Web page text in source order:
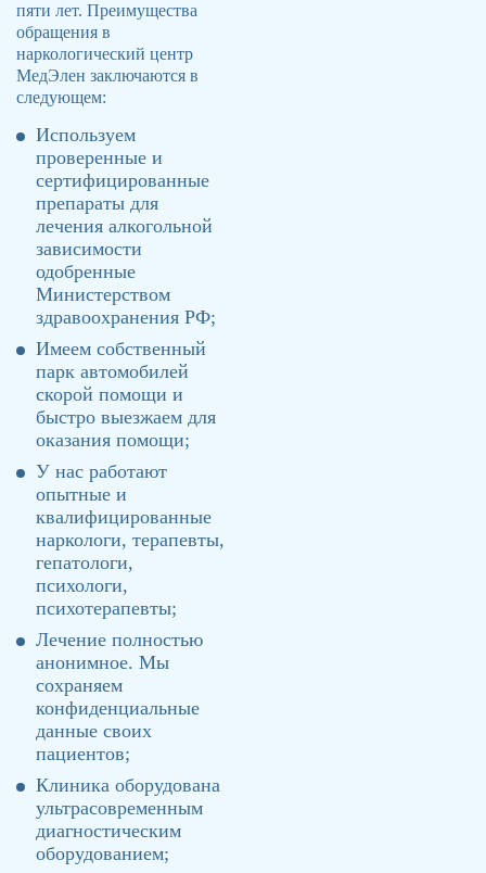
пяти лет. Преимущества
обращения в
наркологический центр
МедЭлен заключаются в
следующем:
Используем
проверенные и
сертифицированные
препараты для
лечения алкогольной
зависимости
одобренные
Министерством
здравоохранения РФ;
Имеем собственный
парк автомобилей
скорой помощи и
быстро выезжаем для
оказания помощи;
У нас работают
опытные и
квалифицированные
наркологи, терапевты,
гепатологи,
психологи,
психотерапевты;
Лечение полностью
анонимное. Мы
сохраняем
конфиденциальные
данные своих
пациентов;
Клиника оборудована
ультрасовременным
диагностическим
оборудованием;